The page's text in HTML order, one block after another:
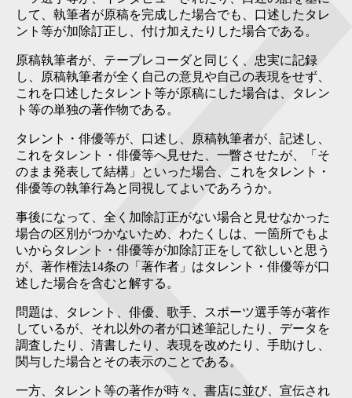
して、執筆者が原稿を完成した場合でも、口述したタレ
ント等が加除訂正し、付け加えたりした場合である。
原稿執筆者が、テープレコーダと同じく、忠実に記録
し、原稿執筆者が全く自己の意見や自己の表現をせず、
これを口述したタレント等が原稿にした場合は、タレン
ト等の単独の著作物である。
タレント・俳優等が、口述し、原稿執筆者が、記述し、
これをタレント・俳優等へ見せた、一瞥させたが、「そ
のまま発表して結構」といった場合、これをタレント・
俳優等の執筆行為と同視してよいであろうか。
事後になって、全く加除訂正がない場合と見せなかった
場合の区別がつかないため、わたくしは、一箇所でもよ
いからタレント・俳優等が加除訂正をして欲しいと思う
が、著作権法14条の「著作者」はタレント・俳優等が口
述した場合を含むと解する。
問題は、タレント、俳優、歌手、スポーツ選手等が著作
しているが、それ以外の者が口述筆記したり、データを
調査したり、清書したり、表現を改めたり、手助けし、
関与した場合とその表示のことである。
一方、タレント等の著作が時々、書店に並び、宣伝され